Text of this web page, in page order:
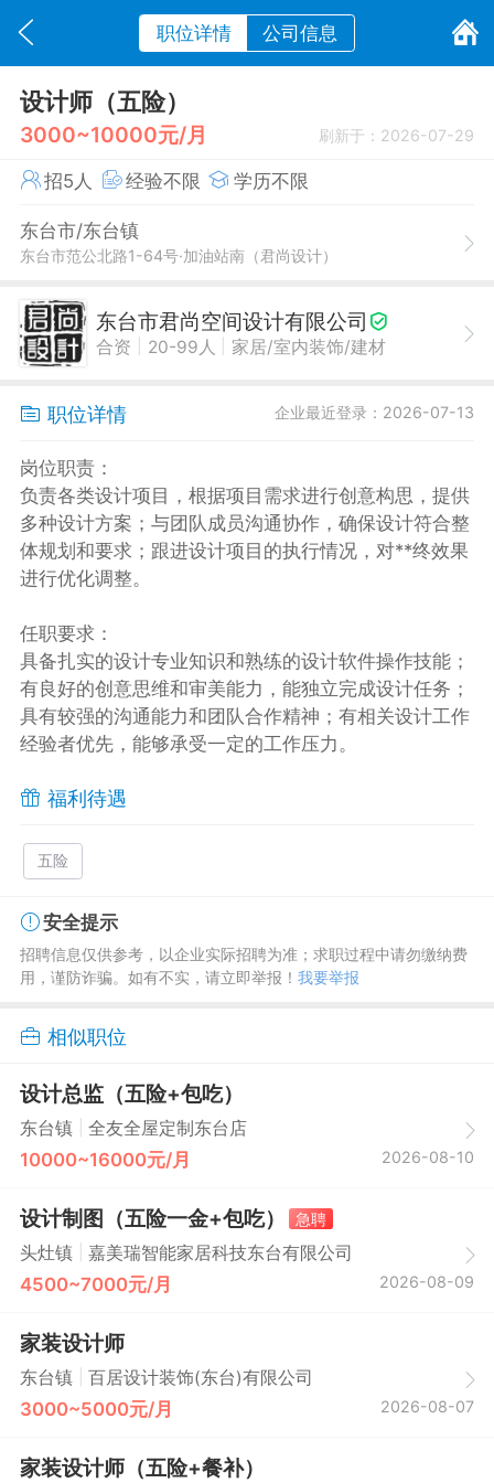
职位详情 公司信息
设计师（五险）
3000~10000元/月 刷新于：2026-07-29
招5人 经验不限 学历不限
东台市/东台镇
东台市范公北路1-64号·加油站南（君尚设计）
东台市君尚空间设计有限公司
合资 20-99人 家居/室内装饰/建材
职位详情 企业最近登录：2026-07-13
岗位职责：
负责各类设计项目，根据项目需求进行创意构思，提供
多种设计方案；与团队成员沟通协作，确保设计符合整
体规划和要求；跟进设计项目的执行情况，对**终效果
进行优化调整。
任职要求：
具备扎实的设计专业知识和熟练的设计软件操作技能；
有良好的创意思维和审美能力，能独立完成设计任务；
具有较强的沟通能力和团队合作精神；有相关设计工作
经验者优先，能够承受一定的工作压力。
福利待遇
五险
安全提示
招聘信息仅供参考，以企业实际招聘为准；求职过程中请勿缴纳费
用，谨防诈骗。如有不实，请立即举报！ 我要举报
相似职位
设计总监（五险+包吃）
东台镇 全友全屋定制东台店
10000~16000元/月 2026-08-10
设计制图（五险一金+包吃）
急聘
头灶镇
嘉美瑞智能家居科技东台有限公司
4500~7000元/月 2026-08-09
家装设计师
东台镇 百居设计装饰(东台)有限公司
3000~5000元/月 2026-08-07
家装设计师（五险+餐补）